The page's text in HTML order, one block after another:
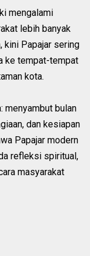
mengalami
lebih banyak
kini Papajar sering
ke tempat-tempat
kota.
menyambut bulan
dan kesiapan
Papajar modern
refleksi spiritual,
masyarakat